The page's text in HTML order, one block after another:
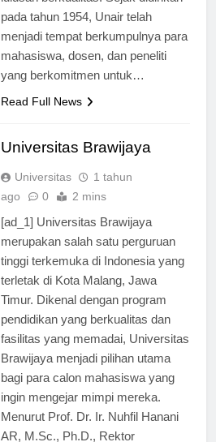
lulusan berkualitas. Sejak didirikan
pada tahun 1954, Unair telah
menjadi tempat berkumpulnya para
mahasiswa, dosen, dan peneliti
Universitas Brawijaya
Universitas
1 tahun
[ad_1] Universitas Brawijaya
merupakan salah satu perguruan
tinggi terkemuka di Indonesia yang
terletak di Kota Malang, Jawa
Timur. Dikenal dengan program
pendidikan yang berkualitas dan
fasilitas yang memadai, Universitas
Brawijaya menjadi pilihan utama
bagi para calon mahasiswa yang
ingin mengejar mimpi mereka.
Menurut Prof. Dr. Ir. Nuhfil Hanani